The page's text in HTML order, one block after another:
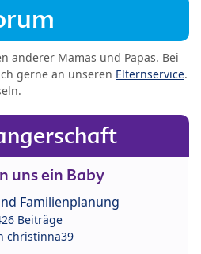
anderer Mamas und Papas. Bei
gerne an unseren Elternservice.
uns ein Baby
Familienplanung
Beiträge
christinna39